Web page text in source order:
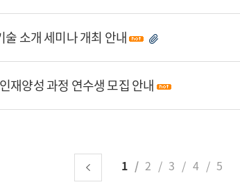
소개 세미나 개최 안내
재양성 과정 연수생 모집 안내
1 2 3 4 5